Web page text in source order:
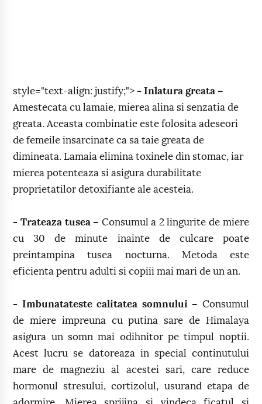
style="text-align: justify;">- Inlatura greata –
Amestecata cu lamaie, mierea alina si senzatia de
greata. Aceasta combinatie este folosita adeseori
de femeile insarcinate ca sa taie greata de
dimineata. Lamaia elimina toxinele din stomac, iar
mierea potenteaza si asigura durabilitate
proprietatilor detoxifiante ale acesteia.
- Trateaza tusea – Consumul a 2 lingurite de miere
cu 30 de minute inainte de culcare poate
preintampina tusea nocturna. Metoda este
eficienta pentru adulti si copiii mai mari de un an.
- Imbunatateste calitatea somnului – Consumul
de miere impreuna cu putina sare de Himalaya
asigura un somn mai odihnitor pe timpul noptii.
Acest lucru se datoreaza in special continutului
mare de magneziu al acestei sari, care reduce
hormonul stresului, cortizolul, usurand etapa de